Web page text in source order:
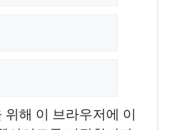
해 이 브라우저에 이